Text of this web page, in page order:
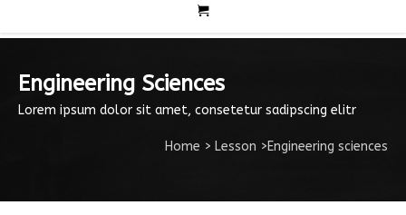
Engineering Sciences
Lorem ipsum dolor sit amet, consetetur sadipscing elitr
Home > Lesson >Engineering sciences